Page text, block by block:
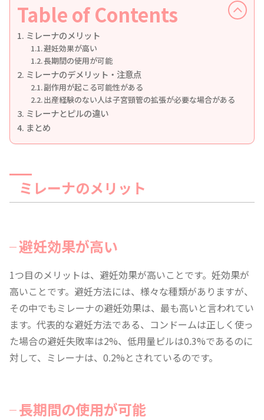
Table of Contents
ミレーナのメリット
避妊効果が高い
長期間の使用が可能
ミレーナのデメリット・注意点
副作用が起こる可能性がある
出産経験のない人は子宮頸管の拡張が必要な場合がある
ミレーナとピルの違い
まとめ
ミレーナのメリット
避妊効果が高い
1つ目のメリットは、避妊効果が高いことです。妊効果が
高いことです。避妊方法には、様々な種類がありますが、
その中でもミレーナの避妊効果は、最も高いと言われてい
ます。代表的な避妊方法である、コンドームは正しく使っ
た場合の避妊失敗率は2%、低用量ピルは0.3%であるのに
対して、ミレーナは、0.2%とされているのです。
長期間の使用が可能